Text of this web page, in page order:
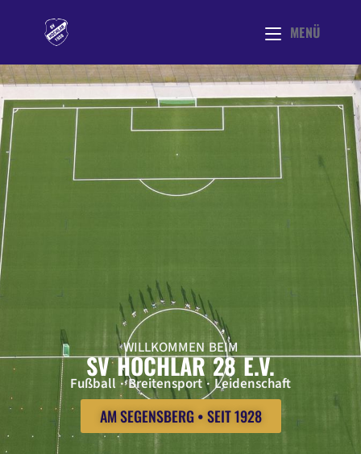
MENÜ
WILLKOMMEN BEIM
SV HOCHLAR 28 E.V.
Fußball · Breitensport · Leidenschaft
AM SEGENSBERG • SEIT 1928